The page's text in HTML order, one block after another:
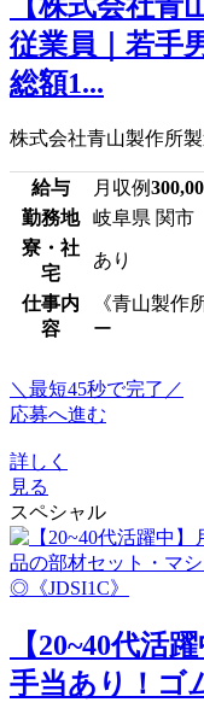
従業員｜若手
総額1...
株式会社青山製作所
給与 月収例
勤務地
岐阜県 関市
寮・社
宅
あり
仕事内
容
《青山製作
ー
＼最短45秒で完了／
応募へ進む
詳しく
見る
スペシャル
【20~40代活
手当あり！ゴ